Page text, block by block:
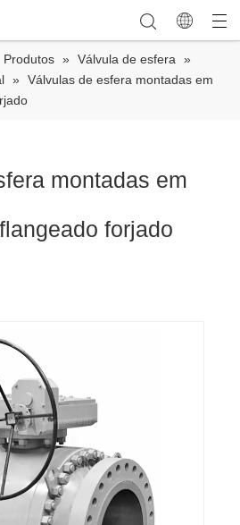
Produtos » Válvula de esfera
»
» Válvulas de esfera montadas em
montadas em
forjado